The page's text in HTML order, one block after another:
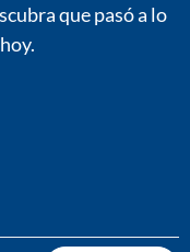
que pasó a lo